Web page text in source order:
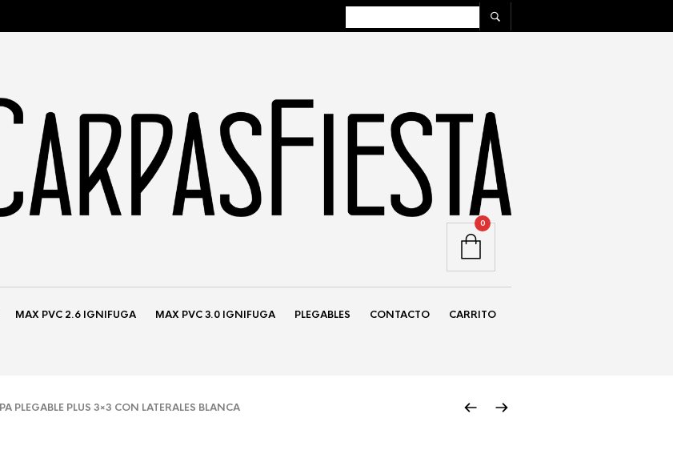
MAX PVC 2.6 IGNIFUGA MAX PVC 3.0 IGNIFUGA PLEGABLES CONTACTO CARRITO
0
PLEGABLE PLUS 3×3 CON LATERALES BLANCA